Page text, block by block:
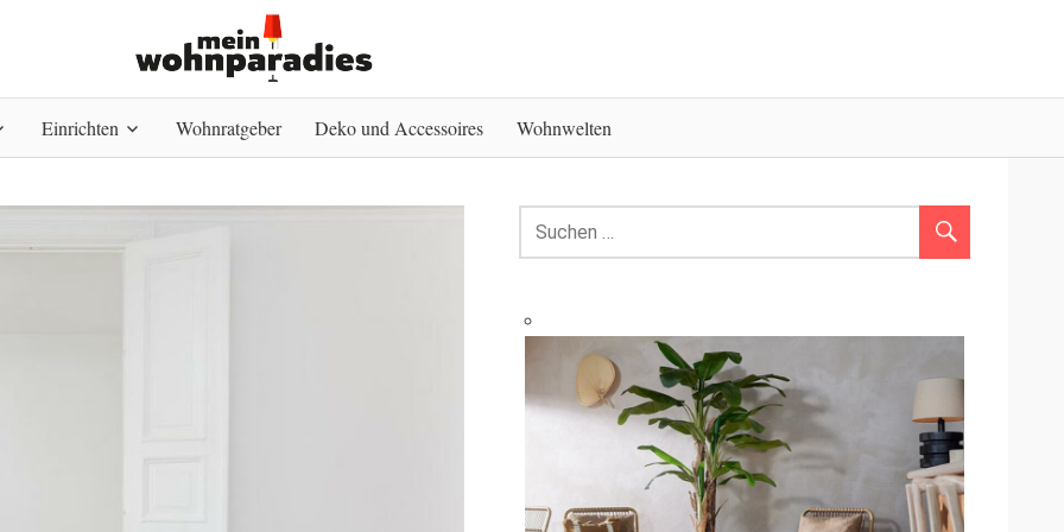
Einrichten Wohnratgeber Deko und Accessoires Wohnwelten